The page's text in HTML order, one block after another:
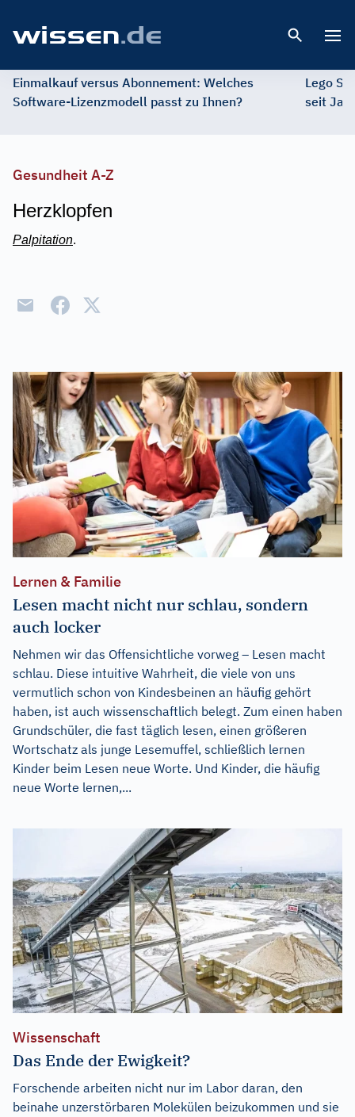
Einmalkauf versus Abonnement: Welches
Software-Lizenzmodell passt zu Ihnen?
Lego
seit
Gesundheit A-Z
Herzklopfen
Palpitation.
Lernen & Familie
Lesen macht nicht nur schlau, sondern
auch locker
Nehmen wir das Offensichtliche vorweg – Lesen macht
schlau. Diese intuitive Wahrheit, die viele von uns
vermutlich schon von Kindesbeinen an häufig gehört
haben, ist auch wissenschaftlich belegt. Zum einen haben
Grundschüler, die fast täglich lesen, einen größeren
Wortschatz als junge Lesemuffel, schließlich lernen
Kinder beim Lesen neue Worte. Und Kinder, die häufig
neue Worte lernen,...
Wissenschaft
Das Ende der Ewigkeit?
Forschende arbeiten nicht nur im Labor daran, den
beinahe unzerstörbaren Molekülen beizukommen und sie